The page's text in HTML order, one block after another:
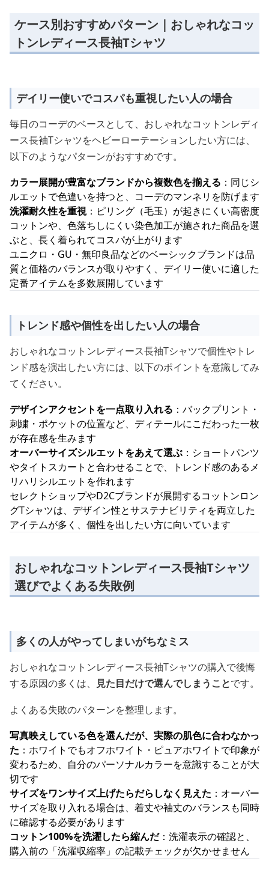
ケース別おすすめパターン｜おしゃれなコッ
トンレディース長袖Tシャツ
デイリー使いでコスパも重視したい人の場合
毎日のコーデのベースとして、おしゃれなコットンレディ
ース長袖Tシャツをヘビーローテーションしたい方には、
以下のようなパターンがおすすめです。
カラー展開が豊富なブランドから複数色を揃える ：同じシ
ルエットで色違いを持つと、コーデのマンネリを防げます
洗濯耐久性を重視：ピリング（毛玉）が起きにくい高密度
コットンや、色落ちしにくい染色加工が施された商品を選
ぶと、長く着られてコスパが上がります
ユニクロ・GU・無印良品などのベーシックブランドは品
質と価格のバランスが取りやすく、デイリー使いに適した
定番アイテムを多数展開しています
トレンド感や個性を出したい人の場合
おしゃれなコットンレディース長袖Tシャツで個性やトレ
ンド感を演出したい方には、以下のポイントを意識してみ
てください。
デザインアクセントを一点取り入れる ：バックプリント・
刺繍・ポケットの位置など、ディテールにこだわった一枚
が存在感を生みます
オーバーサイズシルエットをあえて選ぶ ：ショートパンツ
やタイトスカートと合わせることで、トレンド感のあるメ
リハリシルエットを作れます
セレクトショップやD2Cブランドが展開するコットンロン
グTシャツは、デザイン性とサステナビリティを両立した
アイテムが多く、個性を出したい方に向いています
おしゃれなコットンレディース長袖Tシャツ
選びでよくある失敗例
多くの人がやってしまいがちなミス
おしゃれなコットンレディース長袖Tシャツの購入で後悔
する原因の多くは、
見た目だけで選んでしまうことです。
よくある失敗のパターンを整理します。
写真映えしている色を選んだが、実際の肌色に合わなかっ
た ：ホワイトでもオフホワイト・ピュアホワイトで印象が
変わるため、自分のパーソナルカラーを意識することが大
切です
サイズをワンサイズ上げたらだらしなく見えた ：オーバー
サイズを取り入れる場合は、着丈や袖丈のバランスも同時
に確認する必要があります
コットン100%を洗濯したら縮んだ：洗濯表示の確認と、
購入前の「洗濯収縮率」の記載チェックが欠かせません